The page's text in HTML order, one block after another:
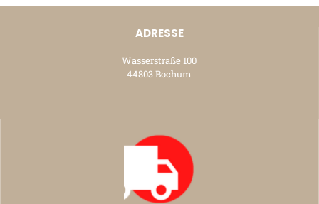
ADRESSE
Wasserstraße 100
44803 Bochum